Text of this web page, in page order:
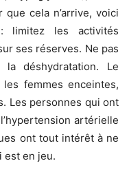
cela n’arrive, voici
: limitez les activités
ses réserves. Ne pas
déshydratation. Le
femmes enceintes,
Les personnes qui ont
artérielle
ont tout intérêt à ne
est en jeu.